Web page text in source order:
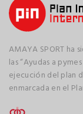
AMAYA SPORT
las “Ayudas a
ejecución del plan
enmarcada en el